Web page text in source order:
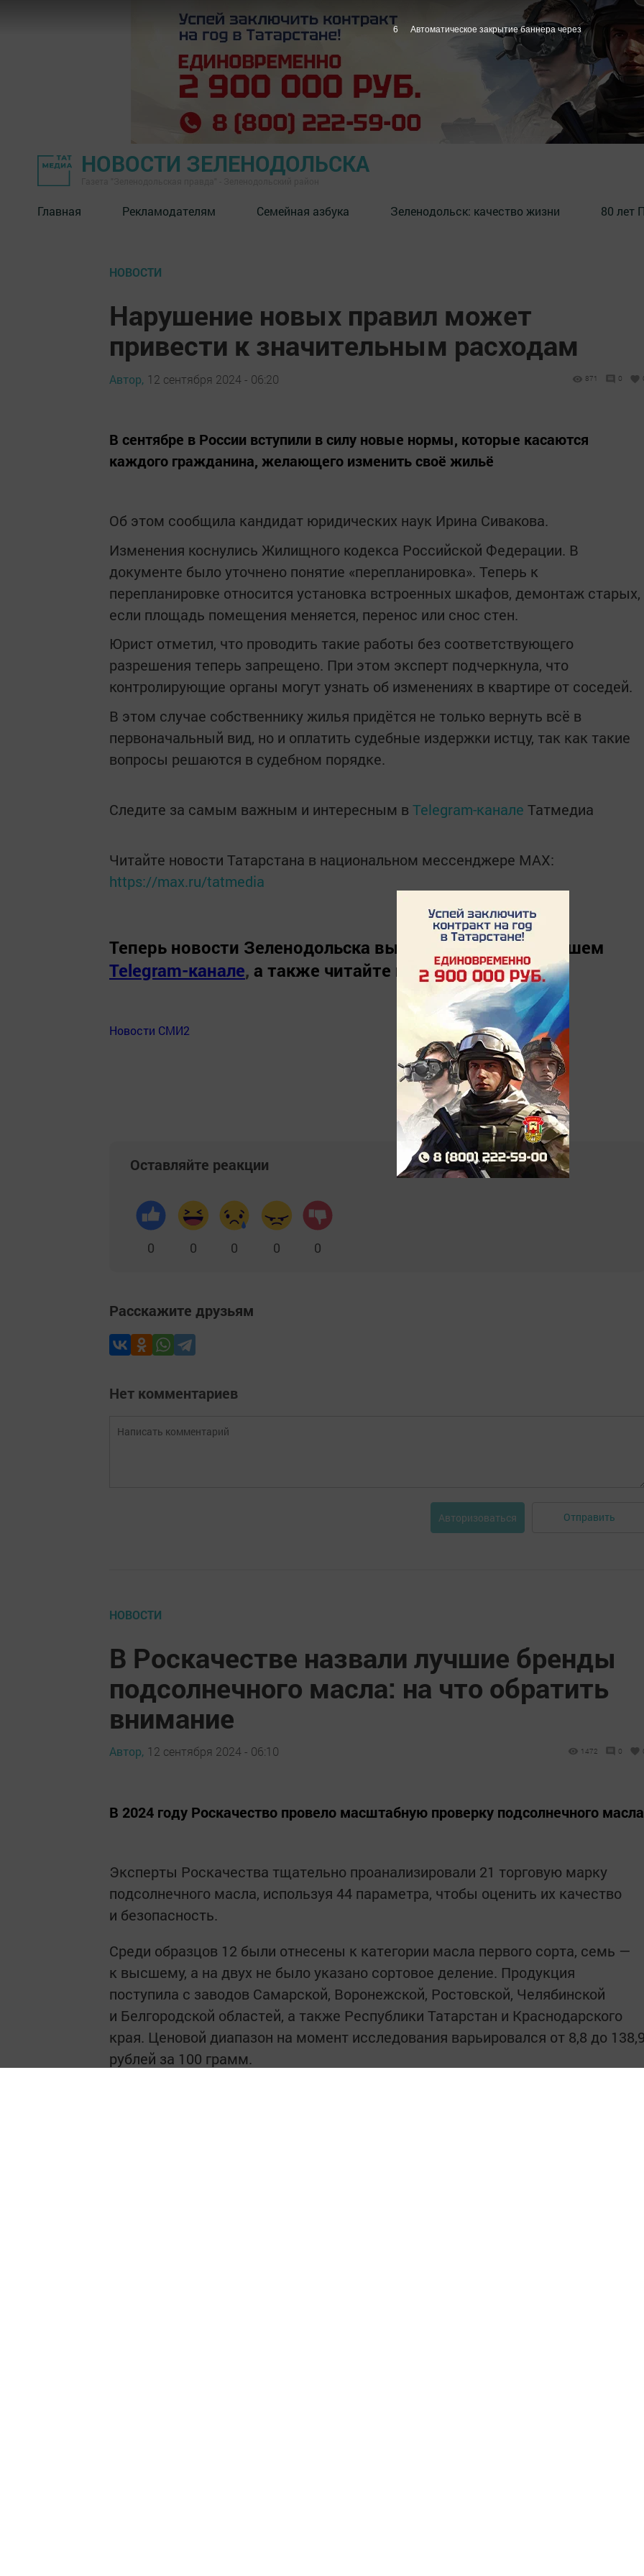
НОВОСТИ ЗЕЛЕНОДОЛЬСКА
Главная Рекламодателям Семейная азбука ⁠Зеленодольск: качество жизни 80 лет
НОВОСТИ
Нарушение новых правил может
привести к значительным расходам
Автор, 12 сентября 2024 - 06:20 871 0
В сентябре в России вступили в силу новые нормы, которые касаются
каждого гражданина, желающего изменить своё жильё
Об этом сообщила кандидат юридических наук Ирина Сивакова.
Изменения коснулись Жилищного кодекса Российской Федерации. В
документе было уточнено понятие «перепланировка». Теперь к
перепланировке относится установка встроенных шкафов, демонтаж старых,
если площадь помещения меняется, перенос или снос стен.
Юрист отметил, что проводить такие работы без соответствующего
разрешения теперь запрещено. При этом эксперт подчеркнула, что
контролирующие органы могут узнать об изменениях в квартире от соседей.
В этом случае собственнику жилья придётся не только вернуть всё в
первоначальный вид, но и оплатить судебные издержки истцу, так как такие
вопросы решаются в судебном порядке.
Следите за самым важным и интересным в Telegram-канале Татмедиа
Читайте новости Татарстана в национальном мессенджере MАХ:
https://max.ru/tatmedia
Теперь новости Зеленодольска вы можете узнать в нашем
Telegram-канале, а также читайте нас в«Дзен».
Новости СМИ2
Оставляйте реакции
0 0 0 0 0
Расскажите друзьям
Нет комментариев
Авторизоваться Отправить
НОВОСТИ
В Роскачестве назвали лучшие бренды
подсолнечного масла: на что обратить
внимание
Автор, 12 сентября 2024 - 06:10 1472 0
В 2024 году Роскачество провело масштабную проверку подсолнечного масла
Эксперты Роскачества тщательно проанализировали 21 торговую марку
подсолнечного масла, используя 44 параметра, чтобы оценить их качество
и безопасность.
Среди образцов 12 были отнесены к категории масла первого сорта, семь —
к высшему, а на двух не было указано сортовое деление. Продукция
поступила с заводов Самарской, Воронежской, Ростовской, Челябинской
и Белгородской областей, а также Республики Татарстан и Краснодарского
края. Ценовой диапазон на момент исследования варьировался от 8,8 до
рублей за 100 грамм.
5 Автоматическое закрытие баннера через